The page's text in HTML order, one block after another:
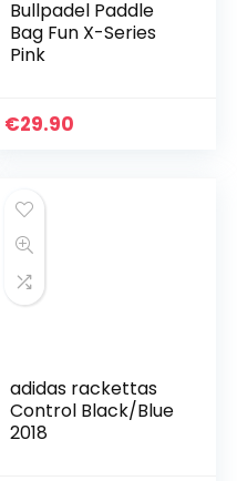
Bullpadel Paddle
Bag Fun X-Series
Pink
€29.90
adidas rackettas
Control Black/Blue
2018